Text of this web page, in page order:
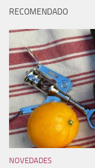
RECOMENDADO
NOVEDADES